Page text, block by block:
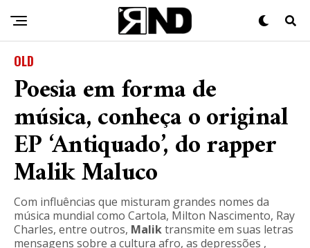
OLD
Poesia em forma de
música, conheça o original
EP ‘Antiquado’, do rapper
Malik Maluco
Com influências que misturam grandes nomes da
música mundial como Cartola, Milton Nascimento, Ray
Charles, entre outros, Maliktransmite em suas letras
mensagens sobre a cultura afro, as depressões ,